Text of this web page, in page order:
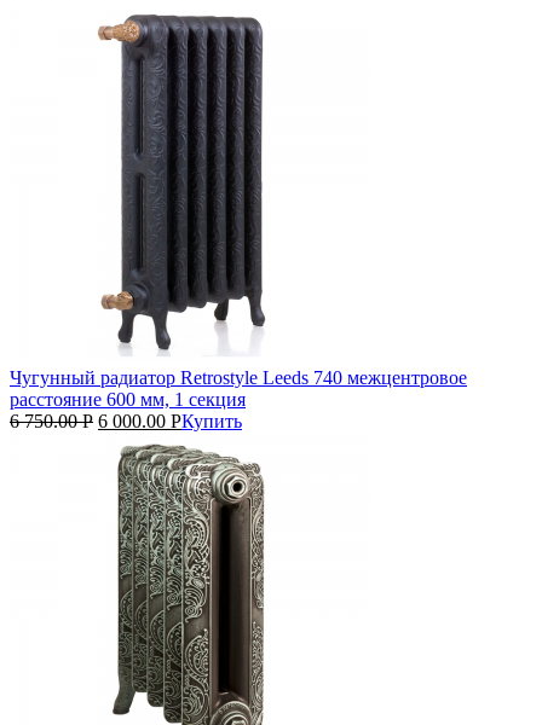
Чугунный радиатор Retrostyle Leeds 740 межцентровое
расстояние 600 мм, 1 секция
6 750.00Р 6 000.00 РКупить